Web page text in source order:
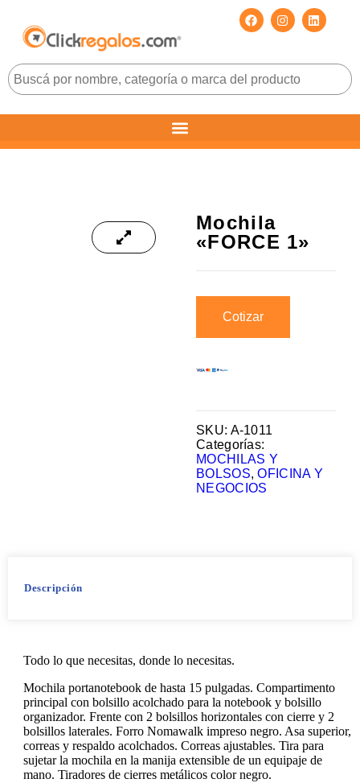
Mochila
«FORCE 1»
Cotizar
SKU: A-1011
Categorías:
MOCHILAS Y
BOLSOS,OFICINA Y
NEGOCIOS
Descripción
Todo lo que necesitas, donde lo necesitas.
Mochila portanotebook de hasta 15 pulgadas. Compartimento
principal con bolsillo acolchado para la notebook y bolsillo
organizador. Frente con 2 bolsillos horizontales con cierre y 2
bolsillos laterales. Forro Nomawalk impreso negro. Asa superior,
correas y respaldo acolchados. Correas ajustables. Tira para
sujetar la mochila en la manija extensible de un equipaje de
mano. Tiradores de cierres metálicos color negro.